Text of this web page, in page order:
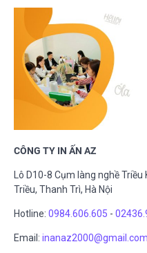
CÔNG TY IN ẤN AZ
Lô D10-8 Cụm làng nghề Triều
Triều, Thanh Trì, Hà Nội
Hotline: 0984.606.605 -
Email: inanaz2000@gmail.com